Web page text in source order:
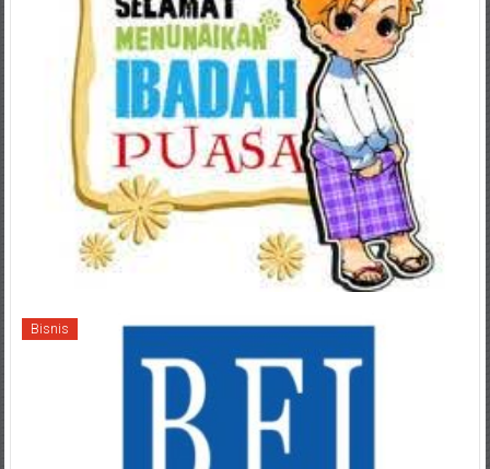
Bisnis